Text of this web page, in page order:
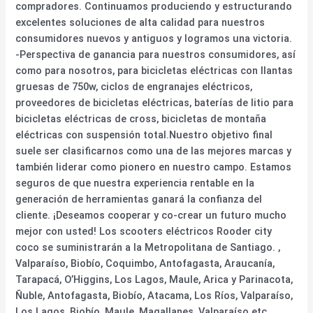
compradores. Continuamos produciendo y estructurando
excelentes soluciones de alta calidad para nuestros
consumidores nuevos y antiguos y logramos una victoria.
-Perspectiva de ganancia para nuestros consumidores, así
como para nosotros, para bicicletas eléctricas con llantas
gruesas de 750w, ciclos de engranajes eléctricos,
proveedores de bicicletas eléctricas, baterías de litio para
bicicletas eléctricas de cross, bicicletas de montaña
eléctricas con suspensión total.Nuestro objetivo final
suele ser clasificarnos como una de las mejores marcas y
también liderar como pionero en nuestro campo. Estamos
seguros de que nuestra experiencia rentable en la
generación de herramientas ganará la confianza del
cliente. ¡Deseamos cooperar y co-crear un futuro mucho
mejor con usted! Los scooters eléctricos Rooder city
coco se suministrarán a la Metropolitana de Santiago. ,
Valparaíso, Biobío, Coquimbo, Antofagasta, Araucanía,
Tarapacá, O’Higgins, Los Lagos, Maule, Arica y Parinacota,
Ñuble, Antofagasta, Biobío, Atacama, Los Ríos, Valparaíso,